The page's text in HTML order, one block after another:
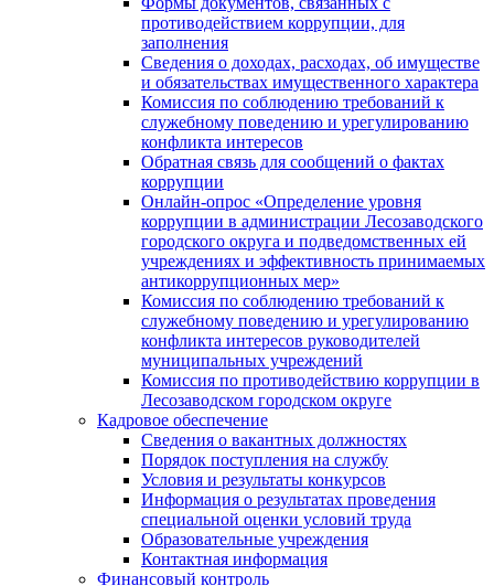
противодействием коррупции, для
заполнения
Сведения о доходах, расходах, об имуществе
и обязательствах имущественного характера
Комиссия по соблюдению требований к
служебному поведению и урегулированию
конфликта интересов
Обратная связь для сообщений о фактах
коррупции
Онлайн-опрос «Определение уровня
коррупции в администрации Лесозаводского
городского округа и подведомственных ей
учреждениях и эффективность принимаемых
антикоррупционных мер»
Комиссия по соблюдению требований к
служебному поведению и урегулированию
конфликта интересов руководителей
муниципальных учреждений
Комиссия по противодействию коррупции в
Лесозаводском городском округе
Кадровое обеспечение
Сведения о вакантных должностях
Порядок поступления на службу
Условия и результаты конкурсов
Информация о результатах проведения
специальной оценки условий труда
Образовательные учреждения
Контактная информация
Финансовый контроль